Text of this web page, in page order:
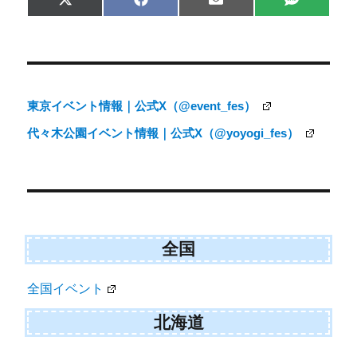
Share
on
X
(
t
r
Share
on
F
a
o
Share
on
E
m
Share
on
S
M
東京イベント情報｜公式X（@event_fes）
代々木公園イベント情報｜公式X（@yoyogi_fes）
全国
全国イベント
北海道